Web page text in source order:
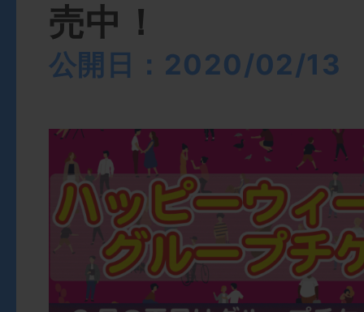
売中！
公開日：2020/02/13